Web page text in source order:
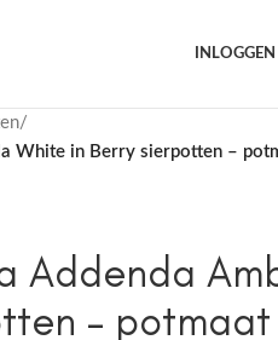
/
White in Berry sierpotten –
Addenda
– potmaat